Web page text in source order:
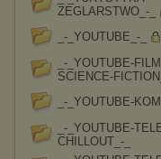
ZEGLARSTWO_-_
_-_YOUTUBE_-_
_-_YOUTUBE-
SCIENCE-
_-_YOUTUBE-
_-_YOUTUBE-
CHILLOUT_-_